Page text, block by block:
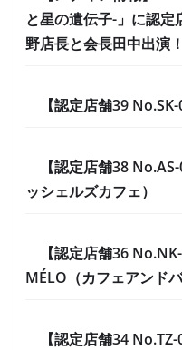
と星の遺伝子-」に認
野店長と会長田中出演！
【認定店舗39
【認定店舗38
ッシェルズカフェ）
【認定店舗36
MÉLO（カフェアンド
【認定店舗34